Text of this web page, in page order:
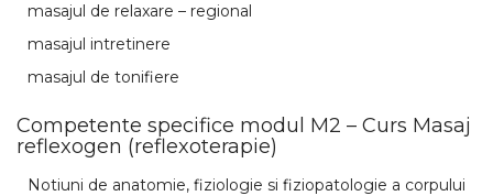
masajul de relaxare – regional
masajul intretinere
masajul de tonifiere
Competente specifice modul M2 – Curs Masaj
reflexogen (reflexoterapie)
Notiuni de anatomie, fiziologie si fiziopatologie a corpului